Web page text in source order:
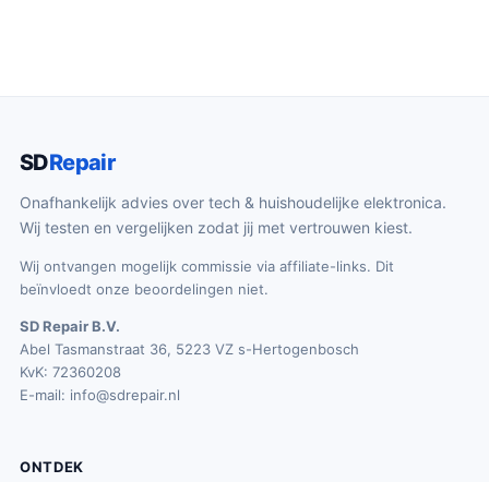
SDRepair
Onafhankelijk advies over tech & huishoudelijke elektronica.
Wij testen en vergelijken zodat jij met vertrouwen kiest.
Wij ontvangen mogelijk commissie via affiliate-links. Dit
beïnvloedt onze beoordelingen niet.
SD Repair B.V.
Abel Tasmanstraat 36, 5223 VZ s-Hertogenbosch
KvK: 72360208
E-mail: info@sdrepair.nl
ONTDEK